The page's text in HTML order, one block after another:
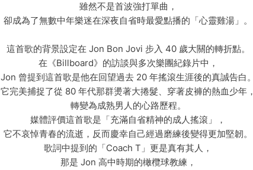
雖然不是首波強打單曲，
卻成為了無數中年樂迷在深夜自省時最愛點播的「心靈雞湯」。
這首歌的背景設定在 Jon Bon Jovi 步入 40 歲大關的轉折點。
在《Billboard》的訪談與多次樂團紀錄片中，
Jon 曾提到這首歌是他在回望過去 20 年搖滾生涯後的真誠告白。
它完美捕捉了從 80 年代那群燙著大捲髮、穿著皮褲的熱血少年，
轉變為成熟男人的心路歷程。
媒體評價這首歌是「充滿自省精神的成人搖滾」，
它不哀悼青春的流逝，反而慶幸自己經過磨練後變得更加堅韌。
歌詞中提到的「Coach T」更是真有其人，
那是 Jon 高中時期的橄欖球教練，